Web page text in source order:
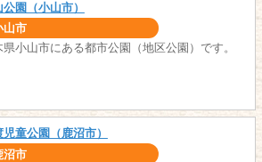
園（小山市）
山市
県小山市にある都市公園（地区公園）です。
児童公園（鹿沼市）
沼市